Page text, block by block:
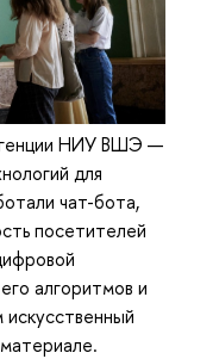
НИУ ВШЭ —
для
чат-бота,
посетителей
алгоритмов и
искусственный